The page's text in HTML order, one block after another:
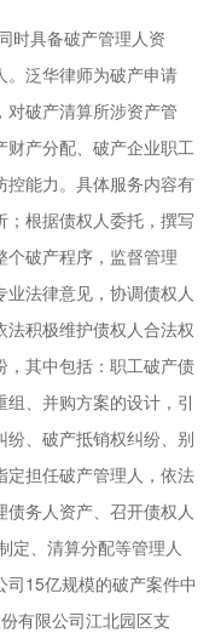
时具备破产管理人资
。泛华律师为破产申请
对破产清算所涉资产管
产分配、破产企业职工
控能力。具体服务内容有
根据债权人委托，撰写
破产程序，监督管理
法律意见，协调债权人
积极维护债权人合法权
，其中包括：职工破产债
组、并购方案的设计，引
、破产抵销权纠纷、别
定担任破产管理人，依法
务人资产、召开债权人
定、清算分配等管理人
15亿规模的破产案件中
有限公司江北园区支